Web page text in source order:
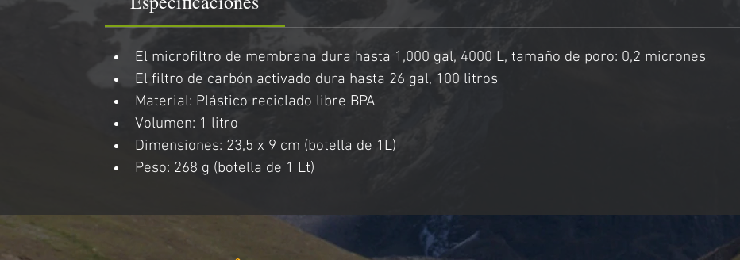
El microfiltro de membrana dura hasta 1,000 gal, 4000 L, tamaño de poro: 0,2 micrones
El filtro de carbón activado dura hasta 26 gal, 100 litros
Material: Plástico reciclado libre BPA
Volumen: 1 litro
Dimensiones: 23,5 x 9 cm (botella de 1L)
Peso: 268 g (botella de 1 Lt)